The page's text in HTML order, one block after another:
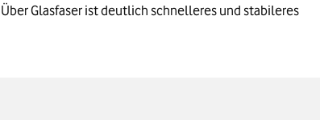
Glasfaser ist deutlich schnelleres und stabileres